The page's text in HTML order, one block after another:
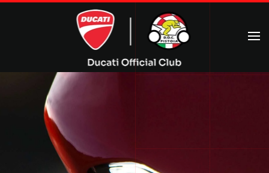
Passa al contenuto principale